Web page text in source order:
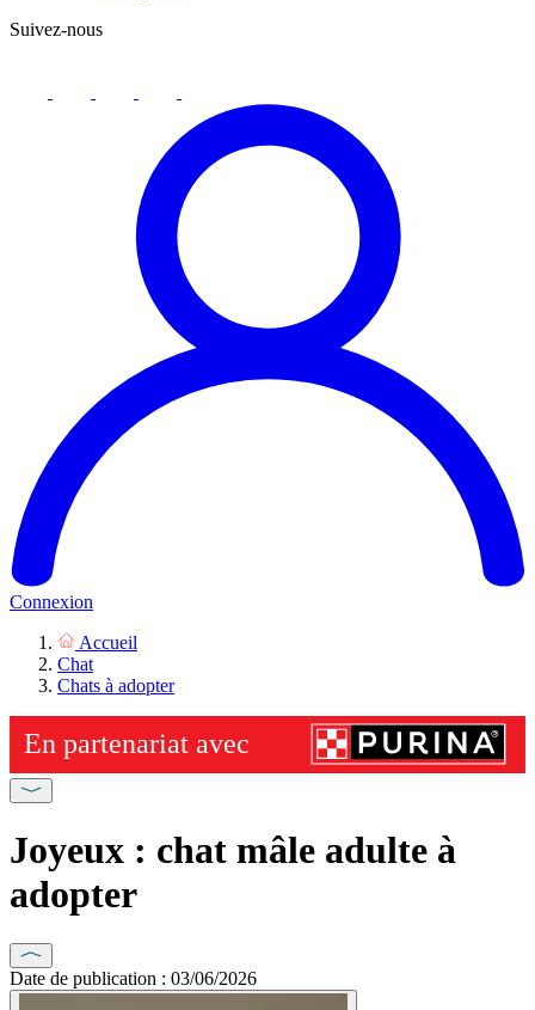
Suivez-nous
Connexion
Accueil
Chat
Chats à adopter
Joyeux : chat mâle adulte à
adopter
Date de publication : 03/06/2026